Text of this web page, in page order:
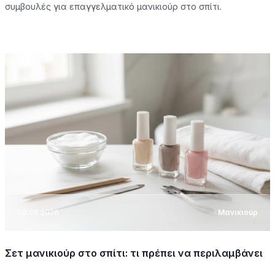
συμβουλές για επαγγελματικό μανικιούρ στο σπίτι.
08.08.2026 Μανικιούρ
Σετ μανικιούρ στο σπίτι: τι πρέπει να περιλαμβάνει